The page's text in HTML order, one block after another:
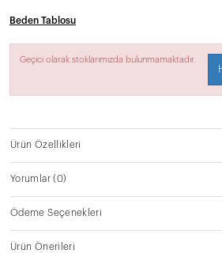
Beden Tablosu
Geçici olarak stoklarımızda bulunmamaktadır.
Ürün Özellikleri
Yorumlar(0)
Ödeme Seçenekleri
Ürün Önerileri